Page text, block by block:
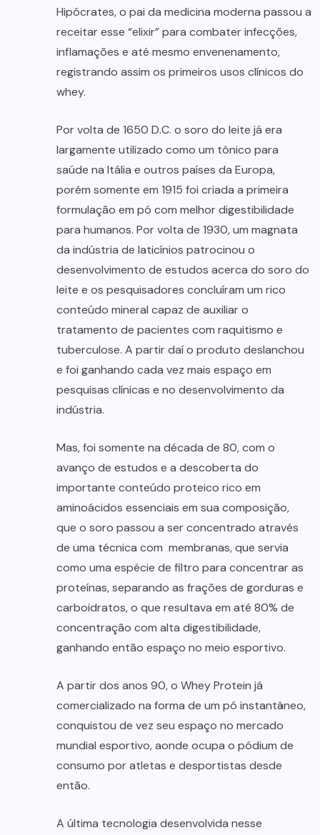
Hipócrates, o pai da medicina moderna passou a
receitar esse “elixir” para combater infecções,
inflamações e até mesmo envenenamento,
registrando assim os primeiros usos clínicos do
whey.
Por volta de 1650 D.C. o soro do leite já era
largamente utilizado como um tônico para
saúde na Itália e outros países da Europa,
porém somente em 1915 foi criada a primeira
formulação em pó com melhor digestibilidade
para humanos. Por volta de 1930, um magnata
da indústria de laticínios patrocinou o
desenvolvimento de estudos acerca do soro do
leite e os pesquisadores concluíram um rico
conteúdo mineral capaz de auxiliar o
tratamento de pacientes com raquitismo e
tuberculose. A partir daí o produto deslanchou
e foi ganhando cada vez mais espaço em
pesquisas clínicas e no desenvolvimento da
indústria.
Mas, foi somente na década de 80, com o
avanço de estudos e a descoberta do
importante conteúdo proteico rico em
aminoácidos essenciais em sua composição,
que o soro passou a ser concentrado através
de uma técnica com membranas, que servia
como uma espécie de filtro para concentrar as
proteínas, separando as frações de gorduras e
carboidratos, o que resultava em até 80% de
concentração com alta digestibilidade,
ganhando então espaço no meio esportivo.
A partir dos anos 90, o Whey Protein já
comercializado na forma de um pó instantâneo,
conquistou de vez seu espaço no mercado
mundial esportivo, aonde ocupa o pódium de
consumo por atletas e desportistas desde
então.
A última tecnologia desenvolvida nesse